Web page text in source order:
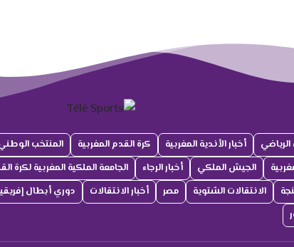
الرياضي أخبار الأندية المغربية كرة القدم المغربية المنتخب
الجيش الملكي أخبار الرجاء الجامعة الملكية المغربية لكرة
الانتقالات الشتوية مصر أخبار الانتقالات دوري أبطال